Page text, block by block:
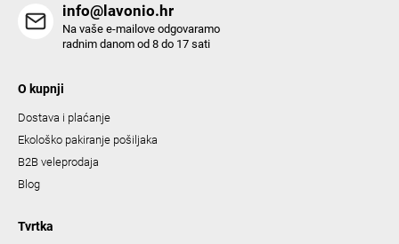
s
info@lavonio.hr
Na vaše e-mailove odgovaramo
radnim danom od 8 do 17 sati
O kupnji
Dostava i plaćanje
Ekološko pakiranje pošiljaka
B2B veleprodaja
Blog
Tvrtka